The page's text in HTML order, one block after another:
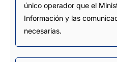
único operador que el
Información y las
necesarias.